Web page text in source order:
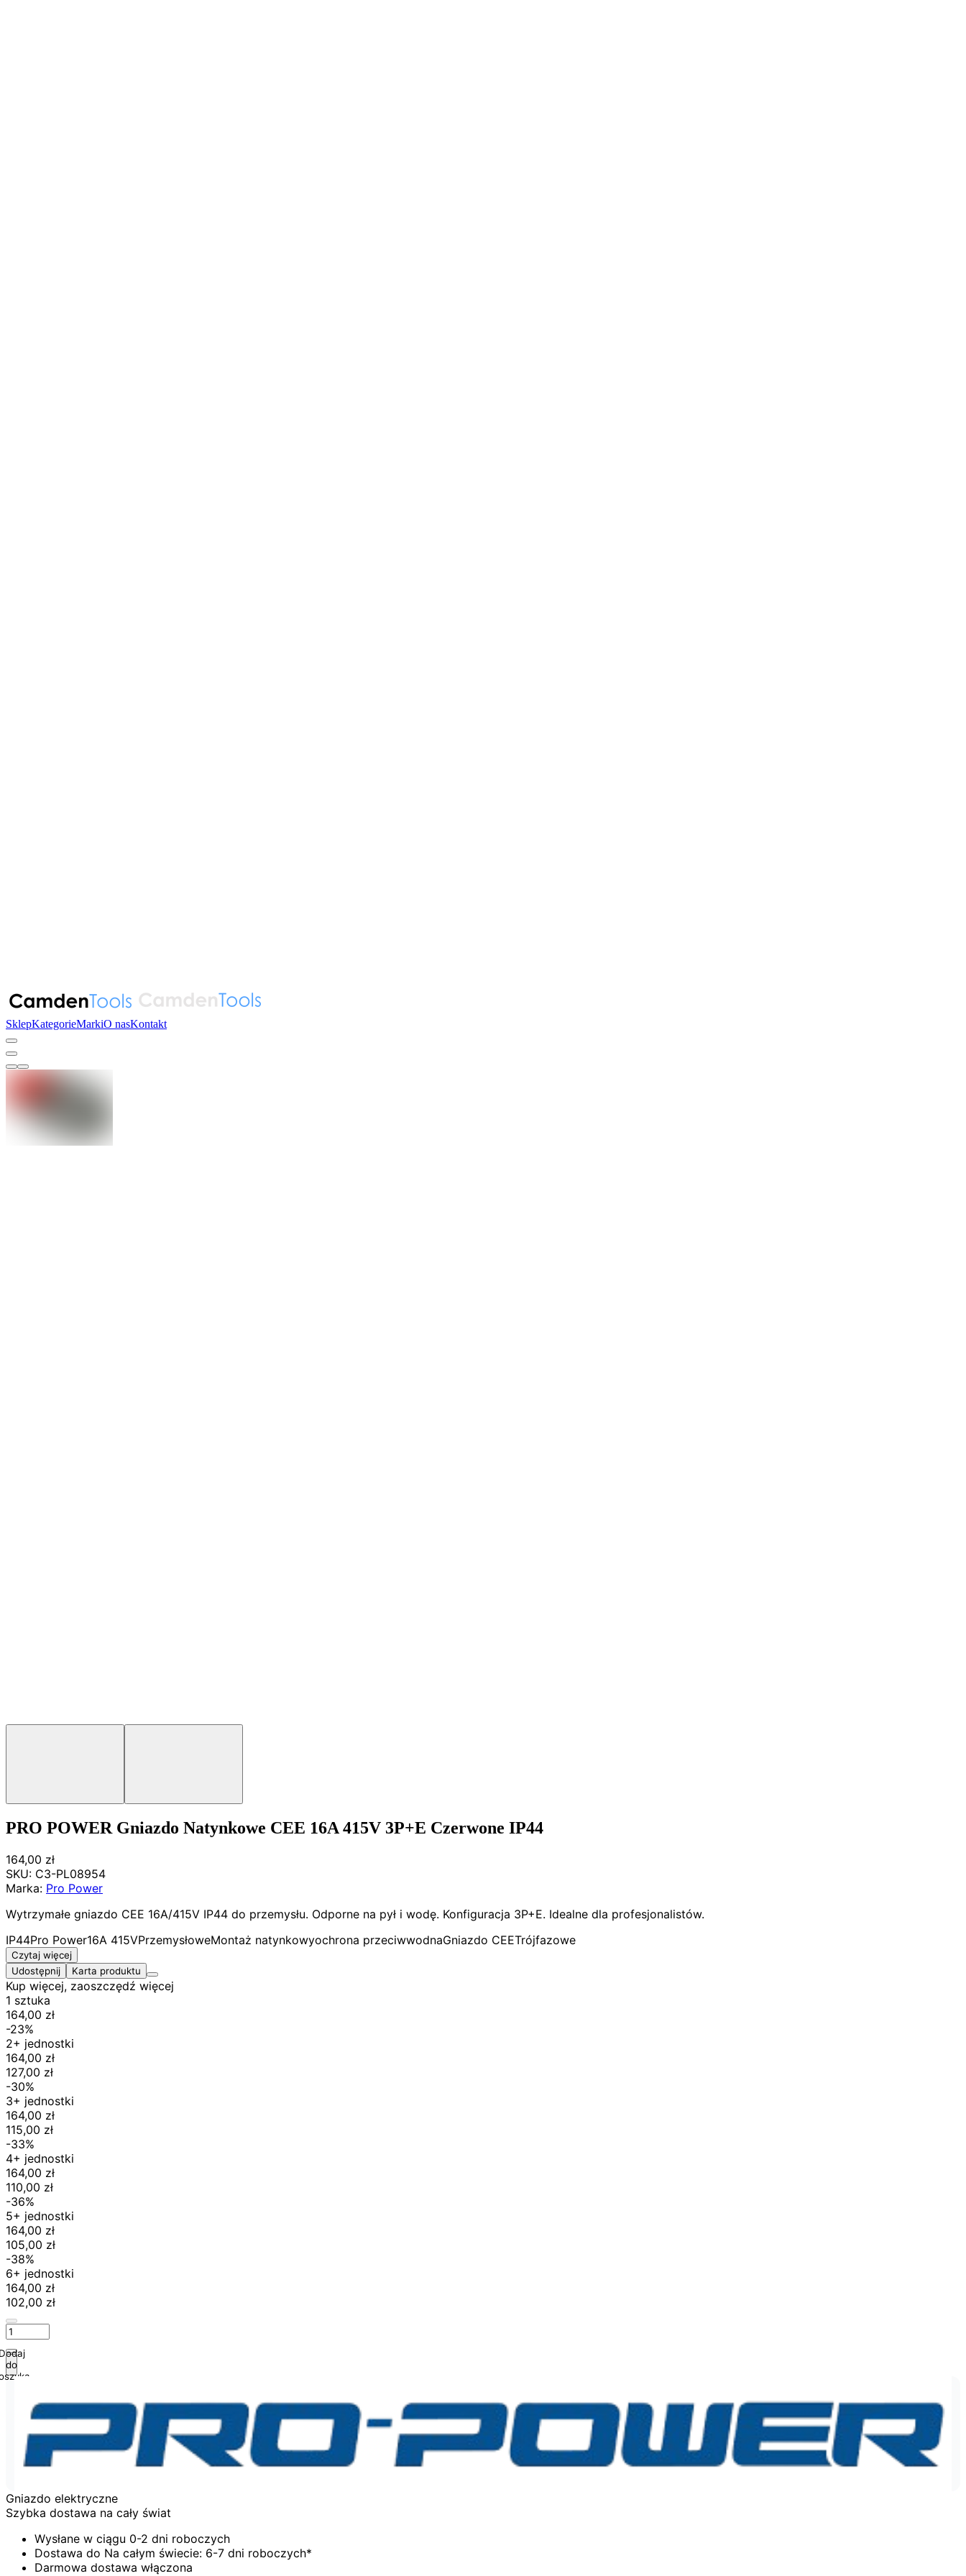
SklepKategorieMarkiO nasKontakt
PRO POWER Gniazdo Natynkowe CEE 16A 415V 3P+E Czerwone IP44
164,00 zł
SKU: C3-PL08954
Marka: Pro Power
Wytrzymałe gniazdo CEE 16A/415V IP44 do przemysłu. Odporne na pył i wodę. Konfiguracja 3P+E. Idealne dla profesjonalistów.
IP44Pro Power16A 415VPrzemysłoweMontaż natynkowyochrona przeciwwodnaGniazdo CEETrójfazowe
Czytaj więcej
Udostępnij
Karta produktu
Kup więcej, zaoszczędź więcej
1 sztuka
164,00 zł
-23%
2+ jednostki
164,00 zł
127,00 zł
-30%
3+ jednostki
164,00 zł
115,00 zł
-33%
4+ jednostki
164,00 zł
110,00 zł
-36%
5+ jednostki
164,00 zł
105,00 zł
-38%
6+ jednostki
164,00 zł
102,00 zł
do
Gniazdo elektryczne
Szybka dostawa na cały świat
Wysłane w ciągu 0-2 dni roboczych
Dostawa do Na całym świecie: 6-7 dni roboczych*
Darmowa dostawa włączona